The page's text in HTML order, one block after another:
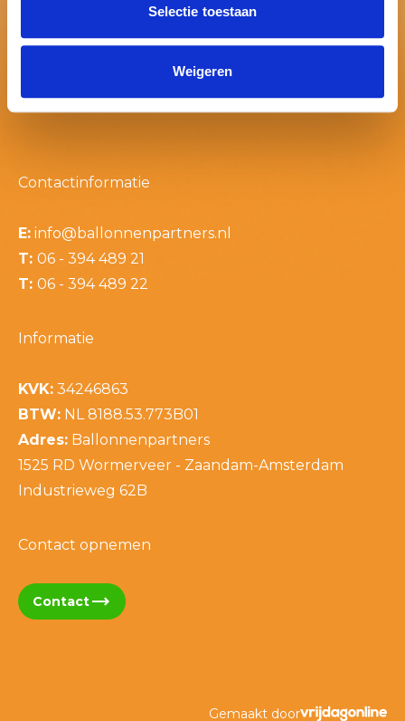
Selectie toestaan
Weigeren
Contactinformatie
E: info@ballonnenpartners.nl
T: 06 - 394 489 21
T: 06 - 394 489 22
Informatie
KVK: 34246863
BTW: NL 8188.53.773B01
Adres: Ballonnenpartners
1525 RD Wormerveer - Zaandam-Amsterdam
Industrieweg 62B
Contact opnemen
Contacttrending_flat
Gemaakt door